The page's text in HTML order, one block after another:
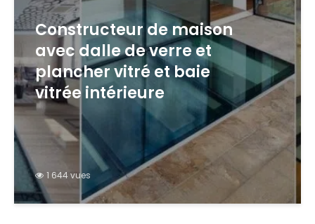
Constructeur de maison
avec dalle de verre et
plancher vitré et baie
vitrée intérieure
1 644 vues